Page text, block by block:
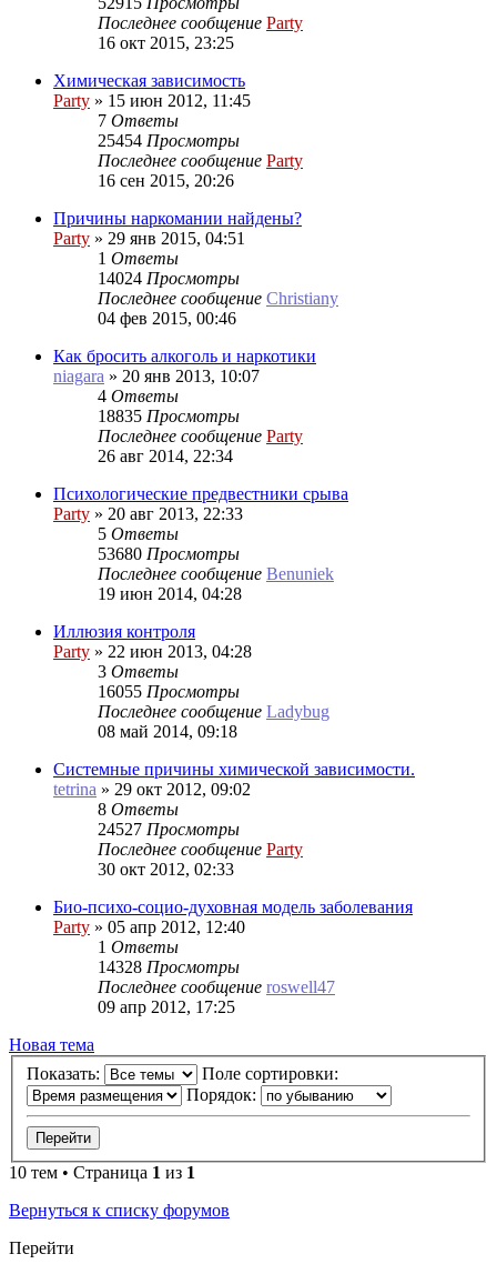
Последнее сообщение Party
16 окт 2015, 23:25
Химическая зависимость
Party » 15 июн 2012, 11:45
7 Ответы
25454 Просмотры
Последнее сообщение Party
16 сен 2015, 20:26
Причины наркомании найдены?
Party » 29 янв 2015, 04:51
1 Ответы
14024 Просмотры
Последнее сообщение Christiany
04 фев 2015, 00:46
Как бросить алкоголь и наркотики
niagara » 20 янв 2013, 10:07
4 Ответы
18835 Просмотры
Последнее сообщение Party
26 авг 2014, 22:34
Психологические предвестники срыва
Party » 20 авг 2013, 22:33
5 Ответы
53680 Просмотры
Последнее сообщение Benuniek
19 июн 2014, 04:28
Иллюзия контроля
Party » 22 июн 2013, 04:28
3 Ответы
16055 Просмотры
Последнее сообщение Ladybug
08 май 2014, 09:18
Системные причины химической зависимости.
tetrina » 29 окт 2012, 09:02
8 Ответы
24527 Просмотры
Последнее сообщение Party
30 окт 2012, 02:33
Био-психо-социо-духовная модель заболевания
Party » 05 апр 2012, 12:40
1 Ответы
14328 Просмотры
Последнее сообщение roswell47
09 апр 2012, 17:25
Новая
тема
Новая тема
Показать:
Поле сортировки:
Порядок:
10 тем • Страница 1 из 1
Вернуться к списку форумов
Перейти